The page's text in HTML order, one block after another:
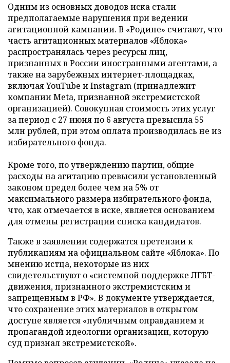
Одним из основных доводов иска стали
предполагаемые нарушения при ведении
агитационной кампании. В «Родине» считают, что
часть агитационных материалов «Яблока»
распространялась через ресурсы лиц,
признанных в России иностранными агентами, а
также на зарубежных интернет-площадках,
включая YouTube и Instagram (принадлежит
компании Meta, признанной экстремистской
организацией). Совокупная стоимость этих услуг
за период с 27 июня по 6 августа превысила 55
млн рублей, при этом оплата производилась не из
избирательного фонда.
Кроме того, по утверждению партии, общие
расходы на агитацию превысили установленный
законом предел более чем на 5% от
максимального размера избирательного фонда,
что, как отмечается в иске, является основанием
для отмены регистрации списка кандидатов.
Также в заявлении содержатся претензии к
публикациям на официальном сайте «Яблока». По
мнению истца, некоторые из них
свидетельствуют о «системной поддержке ЛГБТ-
движения, признанного экстремистским и
запрещенным в РФ». В документе утверждается,
что сохранение этих материалов в открытом
доступе является «публичным оправданием и
пропагандой идеологии организации, которую
суд признал экстремистской».